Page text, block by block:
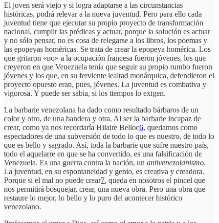
El joven será viejo y si logra adaptarse a las circunstancias
históricas, podrá relevar a la nueva juventud. Pero para ello cada
juventud tiene que ejecutar su propio proyecto de transformación
nacional, cumplir las prédicas y actuar, porque la solución es actuar
y no sólo pensar, no es cosa de relegarse a los libros, los poemas y
las epopeyas homéricas. Se trata de crear la epopeya homérica. Los
que gritaron «no» a la ocupación francesa fueron jóvenes, los que
creyeron en que Venezuela tenía que seguir su propio rumbo fueron
jóvenes y los que, en su ferviente lealtad monárquica, defendieron el
proyecto opuesto eran, pues, jóvenes. La juventud es combativa y
vigorosa. Y puede ser sabia, si los tiempos lo exigen.
La barbarie venezolana ha dado como resultado bárbaros de un
color y otro, de una bandera y otra. Al ser la barbarie incapaz de
crear, como ya nos recordaría Hilaire Belloc6, quedamos como
espectadores de una subversión de todo lo que es nuestro, de todo lo
que es bello y sagrado. Así, toda la barbarie que sufre nuestro país,
todo el aquelarre en que se ha convertido, es una falsificación de
Venezuela. Es una guerra contra la nación, un antivenezolanismo.
La juventud, en su espontaneidad y genio, es creativa y creadora.
Porque si el mal no puede crear7, queda en nosotros el pincel que
nos permitirá bosquejar, crear, una nueva obra. Pero una obra que
restaure lo mejor, lo bello y lo puro del acontecer histórico
venezolano.